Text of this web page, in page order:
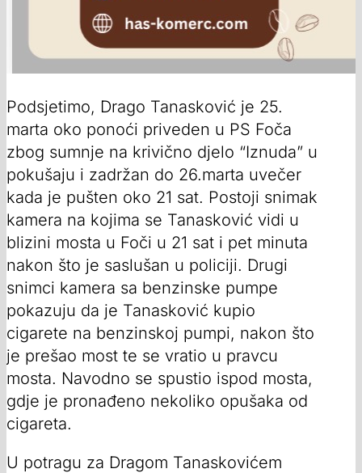
Podsjetimo, Drago Tanasković je 25.
marta oko ponoći priveden u PS Foča
zbog sumnje na krivično djelo “Iznuda” u
pokušaju i zadržan do 26.marta uvečer
kada je pušten oko 21 sat. Postoji snimak
kamera na kojima se Tanasković vidi u
blizini mosta u Foči u 21 sat i pet minuta
nakon što je saslušan u policiji. Drugi
snimci kamera sa benzinske pumpe
pokazuju da je Tanasković kupio
cigarete na benzinskoj pumpi, nakon što
je prešao most te se vratio u pravcu
mosta. Navodno se spustio ispod mosta,
gdje je pronađeno nekoliko opušaka od
cigareta.
U potragu za Dragom Tanaskovićem